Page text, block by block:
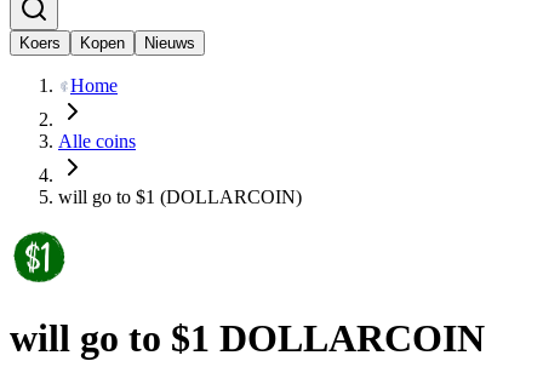
Koers Kopen Nieuws
Home
Alle coins
will go to $1 (DOLLARCOIN)
will go to $1 DOLLARCOIN